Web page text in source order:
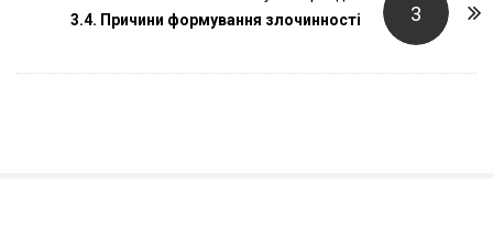
3
3.4. Причини формування злочинності